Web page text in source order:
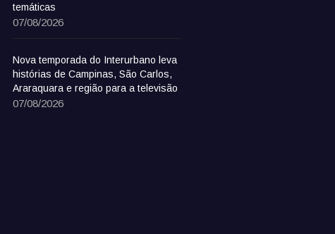
temáticas
07/08/2026
Nova temporada do Interurbano leva
histórias de Campinas, São Carlos,
Araraquara e região para a televisão
07/08/2026